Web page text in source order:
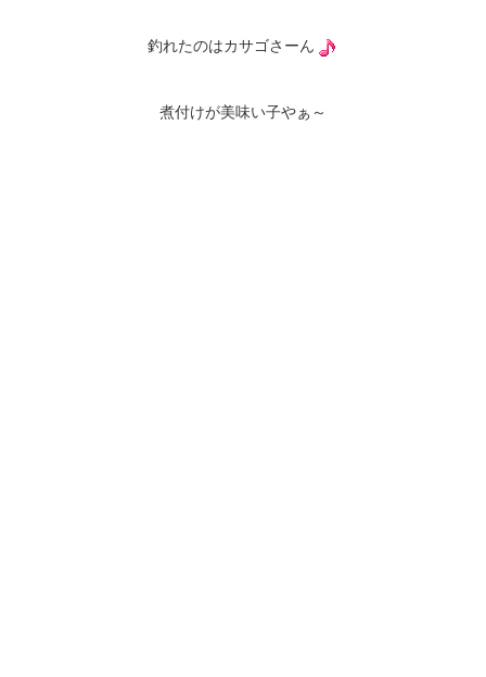
釣れたのはカサゴさーん
煮付けが美味い子やぁ～